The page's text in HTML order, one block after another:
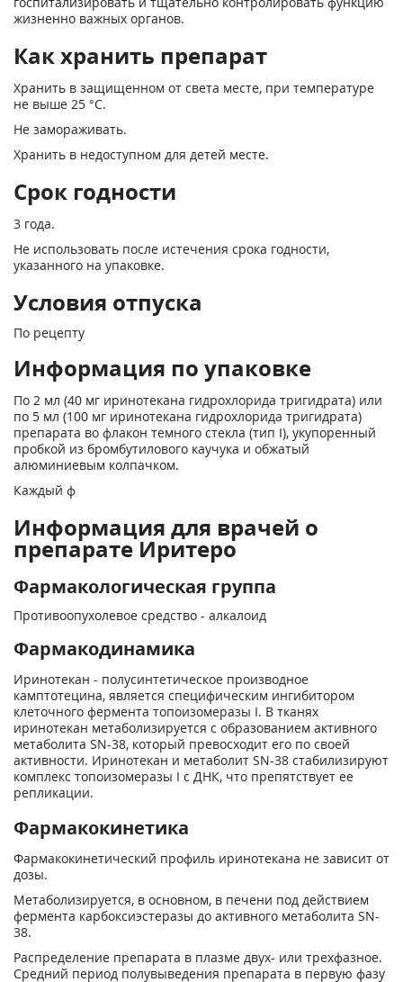
жизненно важных органов.
Как хранить препарат
Хранить в защищенном от света месте, при температуре
не выше 25 °С.
Не замораживать.
Хранить в недоступном для детей месте.
Срок годности
3 года.
Не использовать после истечения срока годности,
указанного на упаковке.
Условия отпуска
По рецепту
Информация по упаковке
По 2 мл (40 мг иринотекана гидрохлорида тригидрата) или
по 5 мл (100 мг иринотекана гидрохлорида тригидрата)
препарата во флакон темного стекла (тип I), укупоренный
пробкой из бромбутилового каучука и обжатый
алюминиевым колпачком.
Каждый ф
Информация для врачей о
препарате Иритеро
Фармакологическая группа
Противоопухолевое средство - алкалоид
Фармакодинамика
Иринотекан - полусинтетическое производное
камптотецина, является специфическим ингибитором
клеточного фермента топоизомеразы I. В тканях
иринотекан метаболизируется с образованием активного
метаболита SN-38, который превосходит его по своей
активности. Иринотекан и метаболит SN-38 стабилизируют
комплекс топоизомеразы I с ДНК, что препятствует ее
репликации.
Фармакокинетика
Фармакокинетический профиль иринотекана не зависит от
дозы.
Метаболизируется, в основном, в печени под действием
фермента карбоксиэстеразы до активного метаболита SN-
38.
Распределение препарата в плазме двух- или трехфазное.
Средний период полувыведения препарата в первую фазу